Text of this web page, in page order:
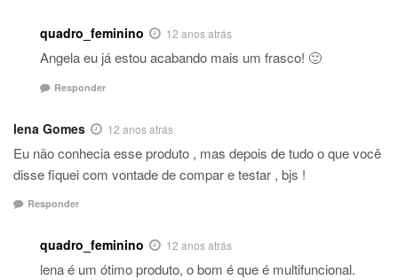
quadro_feminino 12 anos atrás
Angela eu já estou acabando mais um frasco! 🙂
Responder
lena Gomes 12 anos atrás
Eu não conhecia esse produto , mas depois de tudo o que você
disse fiquei com vontade de compar e testar , bjs !
Responder
quadro_feminino 12 anos atrás
lena é um ótimo produto, o bom é que é multifuncional.